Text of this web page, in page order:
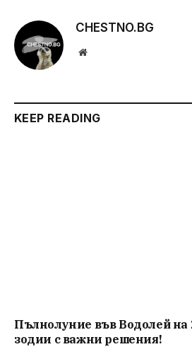
CHESTNO.BG
Website
KEEP READING
Пълнолуние във Водолей
зодии с важни решения!